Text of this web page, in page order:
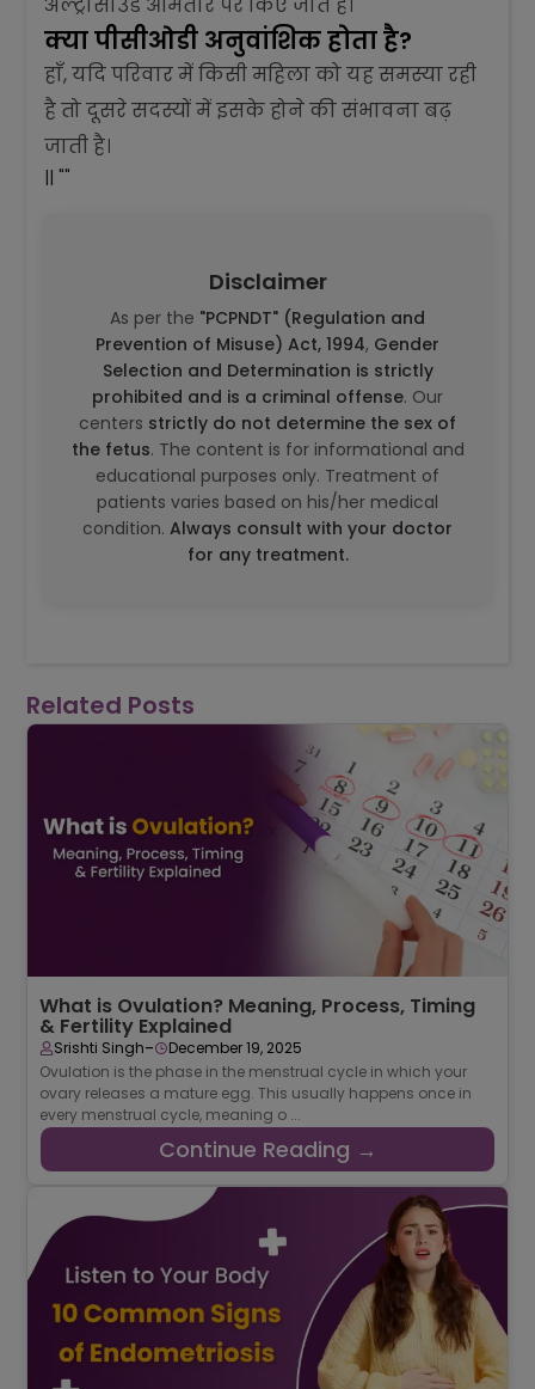
क्या पीसीओडी अनुवांशिक होता है?
हाँ, यदि परिवार में किसी महिला को यह समस्या रही
है तो दूसरे सदस्यों में इसके होने की संभावना बढ़
जाती है।
|| ""
Disclaimer
As per the "PCPNDT" (Regulation and
Prevention of Misuse) Act, 1994, Gender
Selection and Determination is strictly
prohibited and is a criminal offense. Our
centers strictly do not determine the sex of
the fetus. The content is for informational and
educational purposes only. Treatment of
patients varies based on his/her medical
condition. Always consult with your doctor
for any treatment.
Related Posts
What is Ovulation? Meaning, Process, Timing
& Fertility Explained
Srishti Singh-
December 19, 2025
Ovulation is the phase in the menstrual cycle in which your
ovary releases a mature egg. This usually happens once in
every menstrual cycle, meaning o ...
Continue Reading →